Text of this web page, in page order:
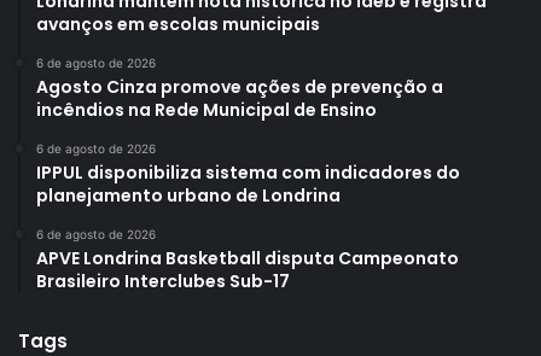
avanços em escolas municipais
6 de agosto de 2026
Agosto Cinza promove ações de prevenção a
incêndios na Rede Municipal de Ensino
6 de agosto de 2026
IPPUL disponibiliza sistema com indicadores do
planejamento urbano de Londrina
6 de agosto de 2026
APVE Londrina Basketball disputa Campeonato
Brasileiro Interclubes Sub-17
Tags